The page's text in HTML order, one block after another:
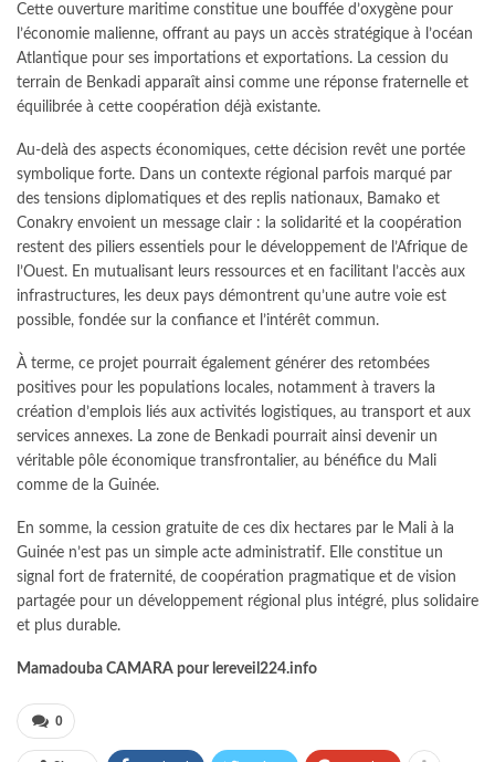
Cette ouverture maritime constitue une bouffée d’oxygène pour
l’économie malienne, offrant au pays un accès stratégique à l’océan
Atlantique pour ses importations et exportations. La cession du
terrain de Benkadi apparaît ainsi comme une réponse fraternelle et
équilibrée à cette coopération déjà existante.
Au-delà des aspects économiques, cette décision revêt une portée
symbolique forte. Dans un contexte régional parfois marqué par
des tensions diplomatiques et des replis nationaux, Bamako et
Conakry envoient un message clair : la solidarité et la coopération
restent des piliers essentiels pour le développement de l’Afrique de
l’Ouest. En mutualisant leurs ressources et en facilitant l’accès aux
infrastructures, les deux pays démontrent qu’une autre voie est
possible, fondée sur la confiance et l’intérêt commun.
À terme, ce projet pourrait également générer des retombées
positives pour les populations locales, notamment à travers la
création d’emplois liés aux activités logistiques, au transport et aux
services annexes. La zone de Benkadi pourrait ainsi devenir un
véritable pôle économique transfrontalier, au bénéfice du Mali
comme de la Guinée.
En somme, la cession gratuite de ces dix hectares par le Mali à la
Guinée n’est pas un simple acte administratif. Elle constitue un
signal fort de fraternité, de coopération pragmatique et de vision
partagée pour un développement régional plus intégré, plus solidaire
et plus durable.
Mamadouba CAMARA pour lereveil224.info
0